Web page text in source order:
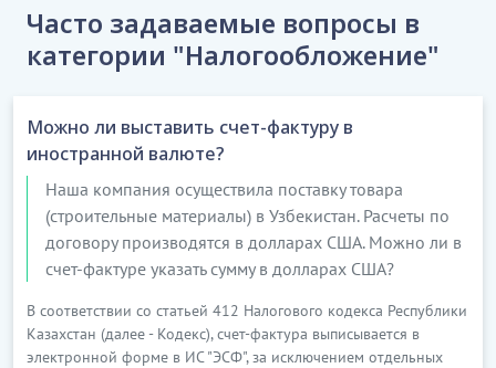
Часто задаваемые вопросы в
категории "Налогообложение"
Можно ли выставить счет-фактуру в
иностранной валюте?
Наша компания осуществила поставку товара
(строительные материалы) в Узбекистан. Расчеты по
договору производятся в долларах США. Можно ли в
счет-фактуре указать сумму в долларах США?
В соответствии со статьей 412 Налогового кодекса Республики
Казахстан (далее - Кодекс), счет-фактура выписывается в
электронной форме в ИС "ЭСФ", за исключением отдельных